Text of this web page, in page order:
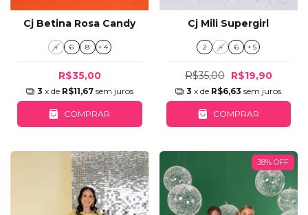
Cj Betina Rosa Candy
4 6 8 + 4
R$35,00
3 x de R$11,67 sem juros
COMPRAR
Cj Mili Supergirl
2 4 6 + 5
R$35,00 R$19,90
3 x de R$6,63 sem juros
COMPRAR
38% OFF